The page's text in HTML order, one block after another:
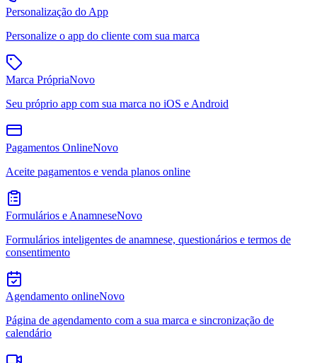
Personalização do App
Personalize o app do cliente com sua marca
Marca PrópriaNovo
Seu próprio app com sua marca no iOS e Android
Pagamentos OnlineNovo
Aceite pagamentos e venda planos online
Formulários e AnamneseNovo
Formulários inteligentes de anamnese, questionários e termos de
consentimento
Agendamento onlineNovo
Página de agendamento com a sua marca e sincronização de
calendário